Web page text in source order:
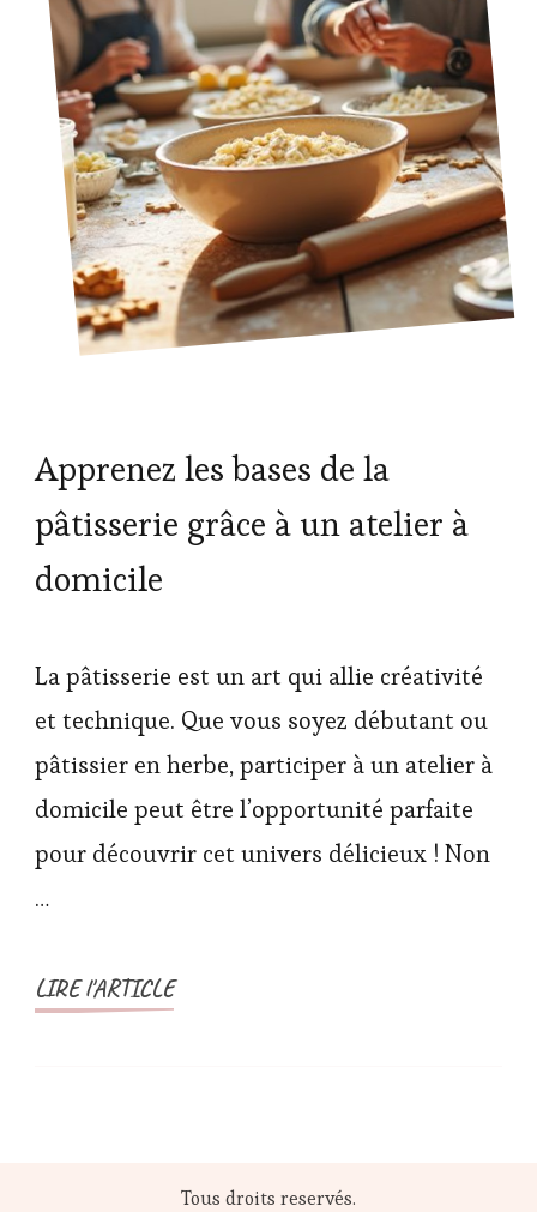
Apprenez les bases de la
pâtisserie grâce à un atelier à
domicile
La pâtisserie est un art qui allie créativité
et technique. Que vous soyez débutant ou
pâtissier en herbe, participer à un atelier à
domicile peut être l’opportunité parfaite
pour découvrir cet univers délicieux ! Non
…
LIRE l'ARTICLE
Tous droits reservés.